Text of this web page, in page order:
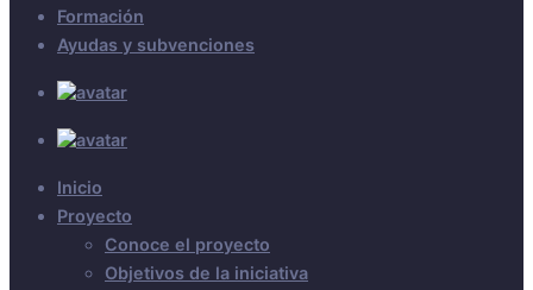
Formación
Ayudas y subvenciones
Inicio
Proyecto
Conoce el proyecto
Objetivos de la iniciativa